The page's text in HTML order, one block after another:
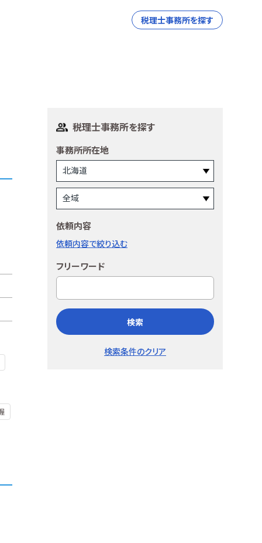
税理士事務所を探す
税理士事務所を探す
事務所所在地
依頼内容
依頼内容で絞り込む
フリーワード
検索
検索条件のクリア